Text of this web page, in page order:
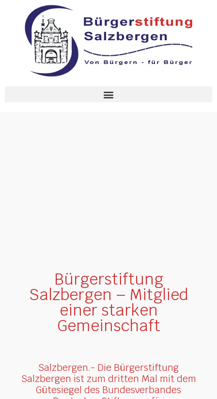
Bürgerstiftung
Salzbergen – Mitglied
einer starken
Gemeinschaft
Salzbergen.- Die Bürgerstiftung
Salzbergen ist zum dritten Mal mit dem
Gütesiegel des Bundesverbandes